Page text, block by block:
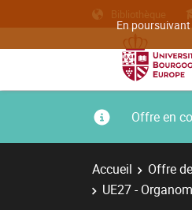
En
Bibliothèque
Offre en
Accueil Offre
UE27 -